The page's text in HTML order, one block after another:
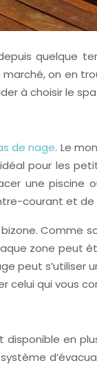
quelque
on en
à choisir le
de nage. Le
pour les
une
courant et
Comme
zone peut
peut
qui vous
disponible en